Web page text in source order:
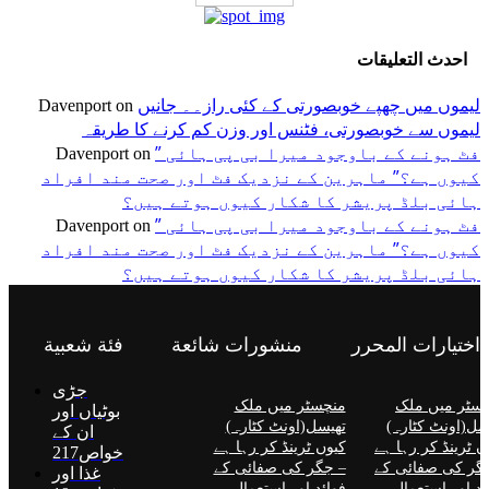
احدث التعليقات
Davenport on لیموں میں چھپے خوبصورتی کے کئی راز۔۔ جانیں
لیموں سے خوبصورتی، فٹنس اور وزن کم کرنے کا طریقہ
Davenport on ” فٹ ہونے کے باوجود میرا بی پی ہائی
کیوں ہے؟” ماہرین کے نزدیک فٹ اور صحت مند افراد
ہائی بلڈ پریشر کا شکار کیوں ہوتے ہیں؟
Davenport on ” فٹ ہونے کے باوجود میرا بی پی ہائی
کیوں ہے؟” ماہرین کے نزدیک فٹ اور صحت مند افراد
ہائی بلڈ پریشر کا شکار کیوں ہوتے ہیں؟
اختيارات المحرر
میں ملک
کٹارہ)
ٹرینڈ کر رہا ہے
کی صفائی کے
منشورات شائعة
منچسٹر میں ملک
تھیسل(اونٹ کٹارہ)
کیوں ٹرینڈ کر رہا ہے
– جگر کی صفائی کے
فئة شعبية
جڑی
بوٹیاں اور
ان کے
خواص217
غذا اور